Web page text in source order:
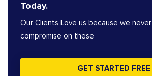
Today.
Our Clients Love us because we never
compromise on these
GET STARTED FREE